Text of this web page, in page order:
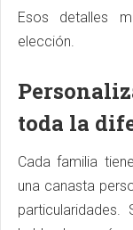
Esos detalles
elección.
toda la
Cada familia
una canasta
particularidades.